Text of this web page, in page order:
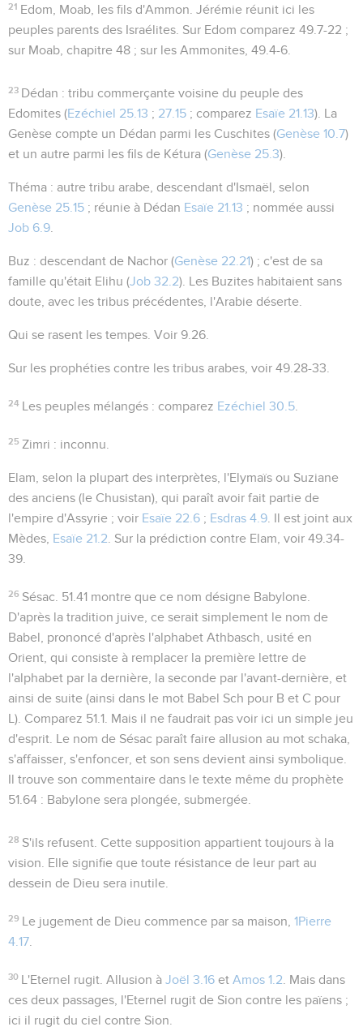
21 Edom, Moab, les fils d'Ammon . Jérémie réunit ici les
peuples parents des Israélites. Sur Edom comparez 49.7-22 ;
sur Moab, chapitre 48 ; sur les Ammonites, 49.4-6
23 Dédan : tribu commerçante voisine du peuple des
Edomites (Ezéchiel 25.13 ; 27.15 ; comparez Esaïe 21.13). La
Genèse compte un Dédan parmi les Cuschites (Genèse 10.7)
et un autre parmi les fils de Kétura (Genèse 25.3).
Théma : autre tribu arabe, descendant d'Ismaël, selon
Genèse 25.15 ; réunie à Dédan Esaïe 21.13 ; nommée aussi
Job 6.9
Buz : descendant de Nachor (Genèse 22.21) ; c'est de sa
famille qu'était Elihu (Job 32.2). Les Buzites habitaient sans
doute, avec les tribus précédentes, l'Arabie déserte.
Qui se rasent les tempes . Voir 9.26
Sur les prophéties contre les tribus arabes, voir 49.28-33
24 Les peuples mélangés : comparez Ezéchiel 30.5
25 Zimri : inconnu.
Elam , selon la plupart des interprètes, l'Elymaïs ou Suziane
des anciens (le Chusistan), qui paraît avoir fait partie de
l'empire d'Assyrie ; voir Esaïe 22.6 ; Esdras 4.9 . Il est joint aux
Mèdes, Esaïe 21.2 . Sur la prédiction contre Elam, voir 49.34-
39
26 Sésac 51.41 montre que ce nom désigne Babylone.
D'après la tradition juive, ce serait simplement le nom de
Babel , prononcé d'après l'alphabet Athbasch , usité en
Orient, qui consiste à remplacer la première lettre de
l'alphabet par la dernière, la seconde par l'avant-dernière, et
ainsi de suite (ainsi dans le mot Babel Sch pour B et C pour
L). Comparez 51.1 . Mais il ne faudrait pas voir ici un simple jeu
d'esprit. Le nom de Sésac paraît faire allusion au mot schaka
s'affaisser, s'enfoncer, et son sens devient ainsi symbolique.
Il trouve son commentaire dans le texte même du prophète
51.64 : Babylone sera plongée, submergée.
28 S'ils refusent . Cette supposition appartient toujours à la
vision. Elle signifie que toute résistance de leur part au
dessein de Dieu sera inutile.
29 Le jugement de Dieu commence par sa maison,1Pierre
4.17
30 L'Eternel rugit . Allusion àJoël 3.16 etAmos 1.2 . Mais dans
ces deux passages, l'Eternel rugit de Sion contre les païens ;
ici il rugit du ciel contre Sion.